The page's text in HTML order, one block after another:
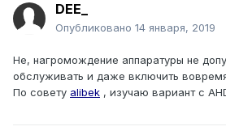
DEE_
Опубликовано 14 января, 2019
Не, нагромождение аппаратуры не
обслуживать и даже включить
По совету alibek , изучаю вариант с